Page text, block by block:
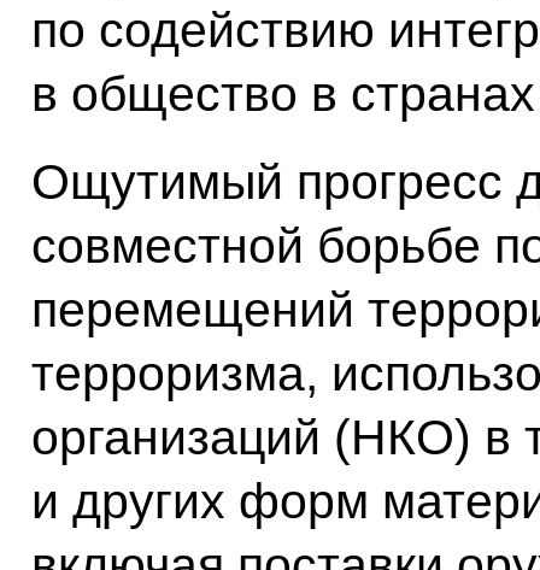
по содействию
в общество в
Ощутимый прогресс
совместной борьбе
перемещений
терроризма,
организаций (НКО) в
и других форм